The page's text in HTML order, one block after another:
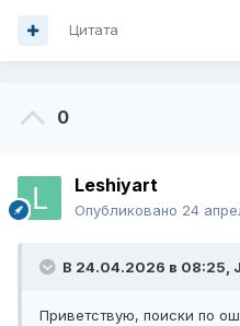
Цитата
0
Leshiyart
Опубликовано 24
В 24.04.2026 в 08:25,
Приветствую, поиски по